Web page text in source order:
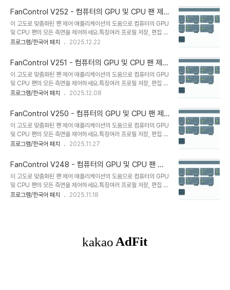
..
팬 제어 응답을 미세 조정합니다다양한 곡선과 센서를 함께 혼합합니
다현대적인 대시보드 스타일 UI사용자 지정 가능한 트레이 아이콘으
로 백그라운드 애플리케이션으로 작동합니다*.sensor 파일로 맞춤형
외부 온도 센서를 만듭니다.그리고 더!Homepage: * 한국어 공식
작성 지원: VenusGirl ´``°³о❤ 설치용
..
FanControl V252 - 컴퓨터의 GPU 및 CPU 팬 제
어 - 한국어 패치
이 고도로 맞춤화된 팬 제어 애플리케이션의 도움으로 컴퓨터의 GPU
및 CPU 팬의 모든 측면을 제어하세요.특징여러 프로필 저장, 편집 및
로드여러 온도 소스 (CPU, GPU, 마더보드, 하드 드라이브, ".센서"
팬 제어 응답을 미세 조정합니다다양한 곡선과 센서를 함께 혼합합니
다현대적인 대시보드 스타일 UI사용자 지정 가능한 트레이 아이콘으
로 백그라운드 애플리케이션으로 작동합니다*.sensor 파일로 맞춤형
외부 온도 센서를 만듭니다.그리고 더!Homepage: * 한국어 공식
작성 지원: VenusGirl ´``°³о❤ 설치용
n..
프로그램/한국어 패치 2025.12.22
FanControl V251 - 컴퓨터의 GPU 및 CPU 팬 제어
- 한국어 패치
이 고도로 맞춤화된 팬 제어 애플리케이션의 도움으로 컴퓨터의 GPU
및 CPU 팬의 모든 측면을 제어하세요.특징여러 프로필 저장, 편집 및
로드여러 온도 소스 (CPU, GPU, 마더보드, 하드 드라이브, ".센서"
팬 제어 응답을 미세 조정합니다다양한 곡선과 센서를 함께 혼합합니
다현대적인 대시보드 스타일 UI사용자 지정 가능한 트레이 아이콘으
로 백그라운드 애플리케이션으로 작동합니다*.sensor 파일로 맞춤형
외부 온도 센서를 만듭니다.그리고 더!Homepage: * 한국어 공식
작성 지원: VenusGirl ´``°³о❤ 설치용
et..
프로그램/한국어 패치 2025.12.08
FanControl V250 - 컴퓨터의 GPU 및 CPU 팬 제
어
이 고도로 맞춤화된 팬 제어 애플리케이션의 도움으로 컴퓨터의 GPU
및 CPU 팬의 모든 측면을 제어하세요.특징여러 프로필 저장, 편집 및
로드여러 온도 소스 (CPU, GPU, 마더보드, 하드 드라이브, ".센서"
팬 제어 응답을 미세 조정합니다다양한 곡선과 센서를 함께 혼합합니
다현대적인 대시보드 스타일 UI사용자 지정 가능한 트레이 아이콘으
로 백그라운드 애플리케이션으로 작동합니다*.sensor 파일로 맞춤형
외부 온도 센서를 만듭니다.그리고 더!Homepage: * 한국어 공식
작성 지원: VenusGirl ´``°³о❤ 설치용
프로그램/한국어 패치 2025.11.27
FanControl V248 - 컴퓨터의 GPU 및 CPU 팬 제
어
이 고도로 맞춤화된 팬 제어 애플리케이션의 도움으로 컴퓨터의 GPU
및 CPU 팬의 모든 측면을 제어하세요.특징여러 프로필 저장, 편집 및
로드여러 온도 소스 (CPU, GPU, 마더보드, 하드 드라이브, ".센서"
외부 온도 센서를 만듭니다.그리고 더!Homepage: * 한국어 공식
작성 지원: VenusGirl ´``°³о❤ 설치용
프로그램/한국어 패치 2025.11.18